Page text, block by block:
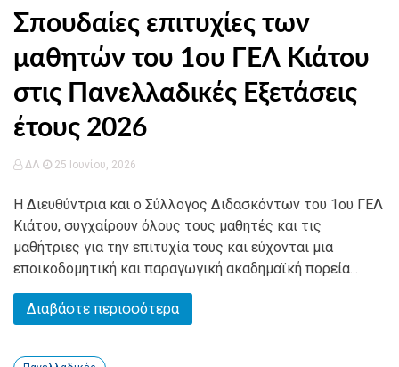
Σπουδαίες επιτυχίες των
μαθητών του 1ου ΓΕΛ Κιάτου
στις Πανελλαδικές Εξετάσεις
έτους 2026
ΔΛ 25 Ιουνίου, 2026
Η Διευθύντρια και ο Σύλλογος Διδασκόντων του 1ου ΓΕΛ
Κιάτου, συγχαίρουν όλους τους μαθητές και τις
μαθήτριες για την επιτυχία τους και εύχονται μια
εποικοδομητική και παραγωγική ακαδημαϊκή πορεία...
Διαβάστε περισσότερα